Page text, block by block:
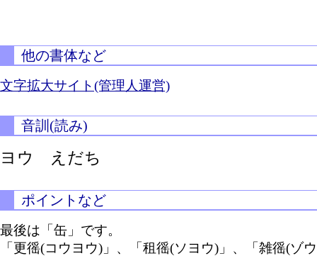
他の書体など
文字拡大サイト(管理人運営)
音訓(読み)
ヨウ えだち
ポイントなど
最後は「缶」です。
「更徭(コウヨウ)」、「租徭(ソヨウ)」、「雑徭(ゾウ